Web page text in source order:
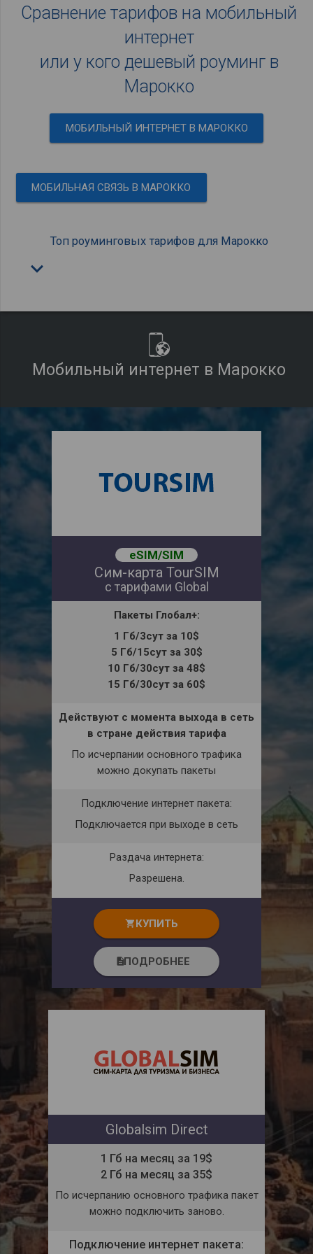
Сравнение тарифов на мобильный
интернет
или у кого дешевый роуминг в
Марокко
МОБИЛЬНЫЙ ИНТЕРНЕТ В МАРОККО
МОБИЛЬНАЯ СВЯЗЬ В МАРОККО
Топ роуминговых тарифов для Марокко
keyboard_arrow_down
Мобильный интернет в Марокко
eSIM/SIM
Сим-карта TourSIM
с тарифами Global
Пакеты Глобал+:
1 Гб/3сут за 10$
5 Гб/15сут за 30$
10 Гб/30сут за 48$
15 Гб/30сут за 60$
Действуют с момента выхода в сеть
в стране действия тарифа
По исчерпании основного трафика
можно докупать пакеты
Подключение интернет пакета:
Подключается при выходе в сеть
Раздача интернета:
Разрешена.
shopping_cart КУПИТЬ
descriptionПОДРОБНЕЕ
Globalsim Direct
1 Гб на месяц за 19$
2 Гб на месяц за 35$
По исчерпанию основного трафика пакет
можно подключить заново.
Подключение интернет пакета: